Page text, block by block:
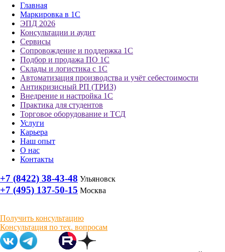
Главная
Маркировка в 1С
ЭПД 2026
Консультации и аудит
Сервисы
Сопровождение и поддержка 1С
Подбор и продажа ПО 1С
Склады и логистика с 1С
Автоматизация производства и учёт себестоимости
Антикризисный РП (ТРИЗ)
Внедрение и настройка 1С
Практика для студентов
Торговое оборудование и ТСД
Услуги
Карьера
Наш опыт
О нас
Контакты
+7 (8422) 38-43-48 Ульяновск
+7 (495) 137-50-15 Москва
Получить консультацию
Консультация по тех. вопросам